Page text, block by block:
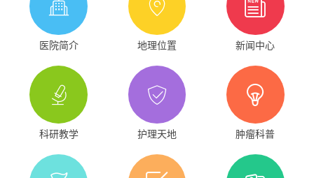
医院简介 地理位置 新闻中心
科研教学 护理天地 肿瘤科普